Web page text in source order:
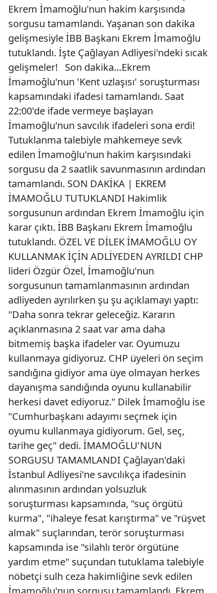
Ekrem İmamoğlu'nun hakim karşısında
sorgusu tamamlandı. Yaşanan son dakika
gelişmesiyle İBB Başkanı Ekrem İmamoğlu
tutuklandı. İşte Çağlayan Adliyesi'ndeki sıcak
gelişmeler! Son dakika…Ekrem
İmamoğlu'nun 'Kent uzlaşısı' soruşturması
kapsamındaki ifadesi tamamlandı. Saat
22:00'de ifade vermeye başlayan
İmamoğlu'nun savcılık ifadeleri sona erdi!
Tutuklanma talebiyle mahkemeye sevk
edilen İmamoğlu'nun hakim karşısındaki
sorgusu da 2 saatlik savunmasının ardından
tamamlandı. SON DAKİKA | EKREM
İMAMOĞLU TUTUKLANDI Hakimlik
sorgusunun ardından Ekrem İmamoğlu için
karar çıktı. İBB Başkanı Ekrem İmamoğlu
tutuklandı. ÖZEL VE DİLEK İMAMOĞLU OY
KULLANMAK İÇİN ADLİYEDEN AYRILDI CHP
lideri Özgür Özel, İmamoğlu'nun
sorgusunun tamamlanmasının ardından
adliyeden ayrılırken şu şu açıklamayı yaptı:
"Daha sonra tekrar geleceğiz. Kararın
açıklanmasına 2 saat var ama daha
bitmemiş başka ifadeler var. Oyumuzu
kullanmaya gidiyoruz. CHP üyeleri ön seçim
sandığına gidiyor ama üye olmayan herkes
dayanışma sandığında oyunu kullanabilir
herkesi davet ediyoruz." Dilek İmamoğlu ise
"Cumhurbaşkanı adayımı seçmek için
oyumu kullanmaya gidiyorum. Gel, seç,
tarihe geç" dedi. İMAMOĞLU'NUN
SORGUSU TAMAMLANDI Çağlayan'daki
İstanbul Adliyesi'ne savcılıkça ifadesinin
alınmasının ardından yolsuzluk
soruşturması kapsamında, "suç örgütü
kurma", "ihaleye fesat karıştırma" ve "rüşvet
almak" suçlarından, terör soruşturması
kapsamında ise "silahlı terör örgütüne
yardım etme" suçundan tutuklama talebiyle
nöbetçi sulh ceza hakimliğine sevk edilen